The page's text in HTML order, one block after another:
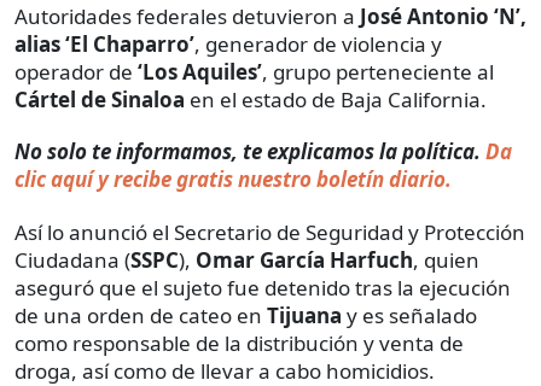
Autoridades federales detuvieron a José Antonio ‘N’,
alias ‘El Chaparro’, generador de violencia y
operador de ‘Los Aquiles’, grupo perteneciente al
Cártel de Sinaloa en el estado de Baja California.
No solo te informamos, te explicamos la política. Da
clic aquí y recibe gratis nuestro boletín diario.
Así lo anunció el Secretario de Seguridad y Protección
Ciudadana (SSPC), Omar García Harfuch, quien
aseguró que el sujeto fue detenido tras la ejecución
de una orden de cateo en Tijuana y es señalado
como responsable de la distribución y venta de
droga, así como de llevar a cabo homicidios.